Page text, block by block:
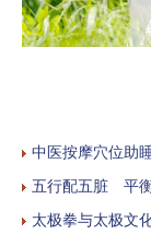
中医按摩穴位助
五行配五脏 平
太极拳与太极文